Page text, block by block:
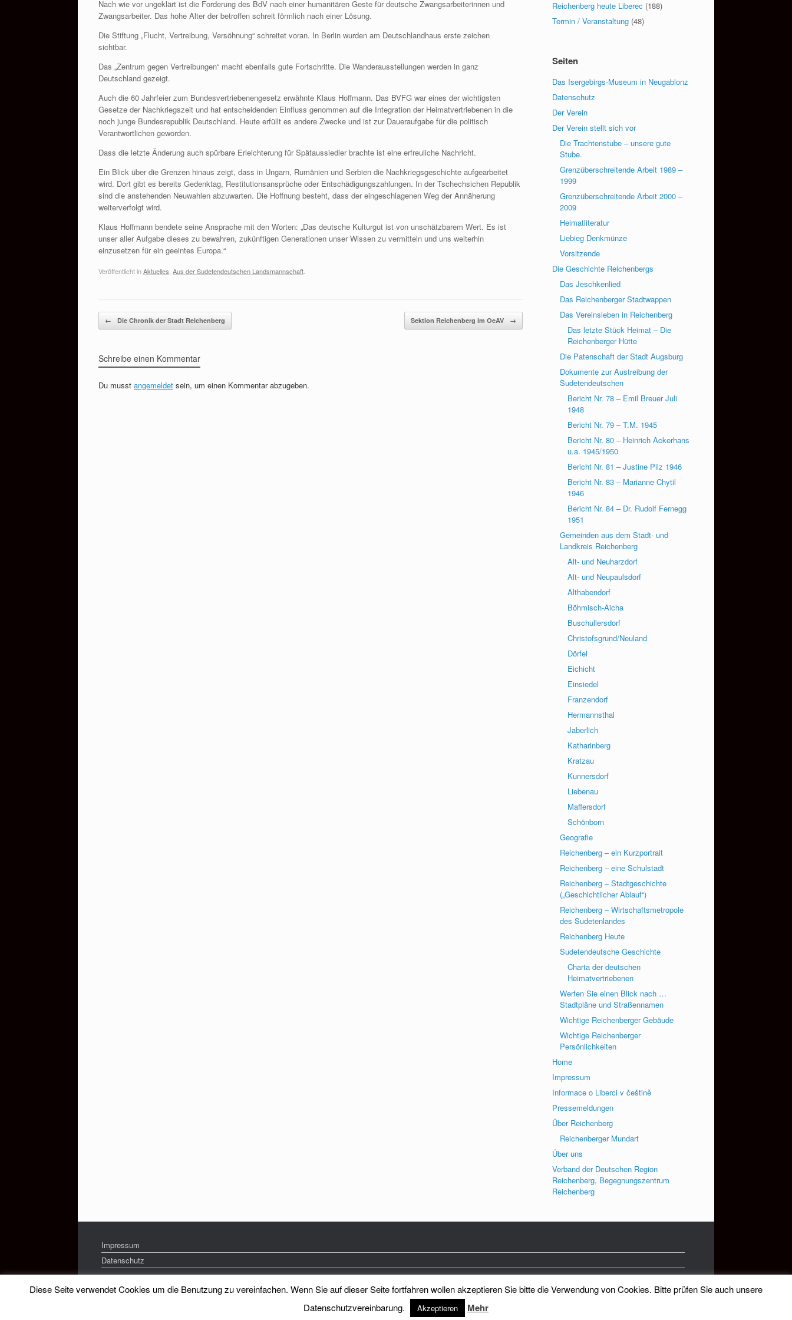
Nach wie vor ungeklärt ist die Forderung des BdV nach einer humanitären Geste für deutsche Zwangsarbeiterinnen und
Zwangsarbeiter. Das hohe Alter der betroffen schreit förmlich nach einer Lösung.
Die Stiftung „Flucht, Vertreibung, Versöhnung“ schreitet voran. In Berlin wurden am Deutschlandhaus erste zeichen
sichtbar.
Das „Zentrum gegen Vertreibungen“ macht ebenfalls gute Fortschritte. Die Wanderausstellungen werden in ganz
Deutschland gezeigt.
Auch die 60 Jahrfeier zum Bundesvertriebenengesetz erwähnte Klaus Hoffmann. Das BVFG war eines der wichtigsten
Gesetze der Nachkriegszeit und hat entscheidenden Einfluss genommen auf die Integration der Heimatvertriebenen in die
noch junge Bundesrepublik Deutschland. Heute erfüllt es andere Zwecke und ist zur Daueraufgabe für die politisch
Verantwortlichen geworden.
Dass die letzte Änderung auch spürbare Erleichterung für Spätaussiedler brachte ist eine erfreuliche Nachricht.
Ein Blick über die Grenzen hinaus zeigt, dass in Ungarn, Rumänien und Serbien die Nachkriegsgeschichte aufgearbeitet
wird. Dort gibt es bereits Gedenktag, Restitutionsansprüche oder Entschädigungszahlungen. In der Tschechsichen Republik
sind die anstehenden Neuwahlen abzuwarten. Die Hoffnung besteht, dass der eingeschlagenen Weg der Annäherung
weiterverfolgt wird.
Klaus Hoffmann bendete seine Ansprache mit den Worten: „Das deutsche Kulturgut ist von unschätzbarem Wert. Es ist
unser aller Aufgabe dieses zu bewahren, zukünftigen Generationen unser Wissen zu vermitteln und uns weiterhin
einzusetzen für ein geeintes Europa.“
Veröffentlicht inAktuelles Aus der Sudetendeutschen Landsmannschaft
Beitragsnavigation
← Die Chronik der Stadt Reichenberg Sektion Reichenberg im OeAV →
Schreibe einen Kommentar
Du musst angemeldet sein, um einen Kommentar abzugeben.
Reichenberg heute Liberec (188)
Termin / Veranstaltung (48)
Seiten
Das Isergebirgs-Museum in Neugablonz
Datenschutz
Der Verein
Der Verein stellt sich vor
Die Trachtenstube – unsere gute
Stube.
Grenzüberschreitende Arbeit 1989 –
1999
Grenzüberschreitende Arbeit 2000 –
2009
Heimatliteratur
Liebieg Denkmünze
Vorsitzende
Die Geschichte Reichenbergs
Das Jeschkenlied
Das Reichenberger Stadtwappen
Das Vereinsleben in Reichenberg
Das letzte Stück Heimat – Die
Reichenberger Hütte
Die Patenschaft der Stadt Augsburg
Dokumente zur Austreibung der
Sudetendeutschen
Bericht Nr. 78 – Emil Breuer Juli
1948
Bericht Nr. 79 – T.M. 1945
Bericht Nr. 80 – Heinrich Ackerhans
u.a. 1945/1950
Bericht Nr. 81 – Justine Pilz 1946
Bericht Nr. 83 – Marianne Chytil
1946
Bericht Nr. 84 – Dr. Rudolf Fernegg
1951
Gemeinden aus dem Stadt- und
Landkreis Reichenberg
Alt- und Neuharzdorf
Alt- und Neupaulsdorf
Althabendorf
Böhmisch-Aicha
Buschullersdorf
Christofsgrund/Neuland
Dörfel
Eichicht
Einsiedel
Franzendorf
Hermannsthal
Jaberlich
Katharinberg
Kratzau
Kunnersdorf
Liebenau
Maffersdorf
Schönborn
Geografie
Reichenberg – ein Kurzportrait
Reichenberg – eine Schulstadt
Reichenberg – Stadtgeschichte
(„Geschichtlicher Ablauf“)
Reichenberg – Wirtschaftsmetropole
des Sudetenlandes
Reichenberg Heute
Sudetendeutsche Geschichte
Charta der deutschen
Heimatvertriebenen
Werfen Sie einen Blick nach …
Stadtpläne und Straßennamen
Wichtige Reichenberger Gebäude
Wichtige Reichenberger
Persönlichkeiten
Home
Impressum
Informace o Liberci v češtině
Pressemeldungen
Über Reichenberg
Reichenberger Mundart
Über uns
Verband der Deutschen Region
Reichenberg, Begegnungszentrum
Reichenberg
Impressum
Datenschutz
Heimatkreis Reichenberg Stadt und Land e.V. Theme bySiteOrigin
Diese Seite verwendet Cookies um die Benutzung zu vereinfachen. Wenn Sie auf dieser Seite fortfahren wollen akzeptieren Sie bitte die Verwendung von Cookies. Bitte prüfen Sie auch unsere
Datenschutzvereinbarung.
Akzeptieren Mehr